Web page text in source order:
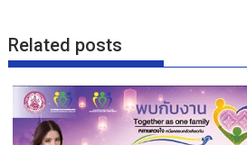
Related posts